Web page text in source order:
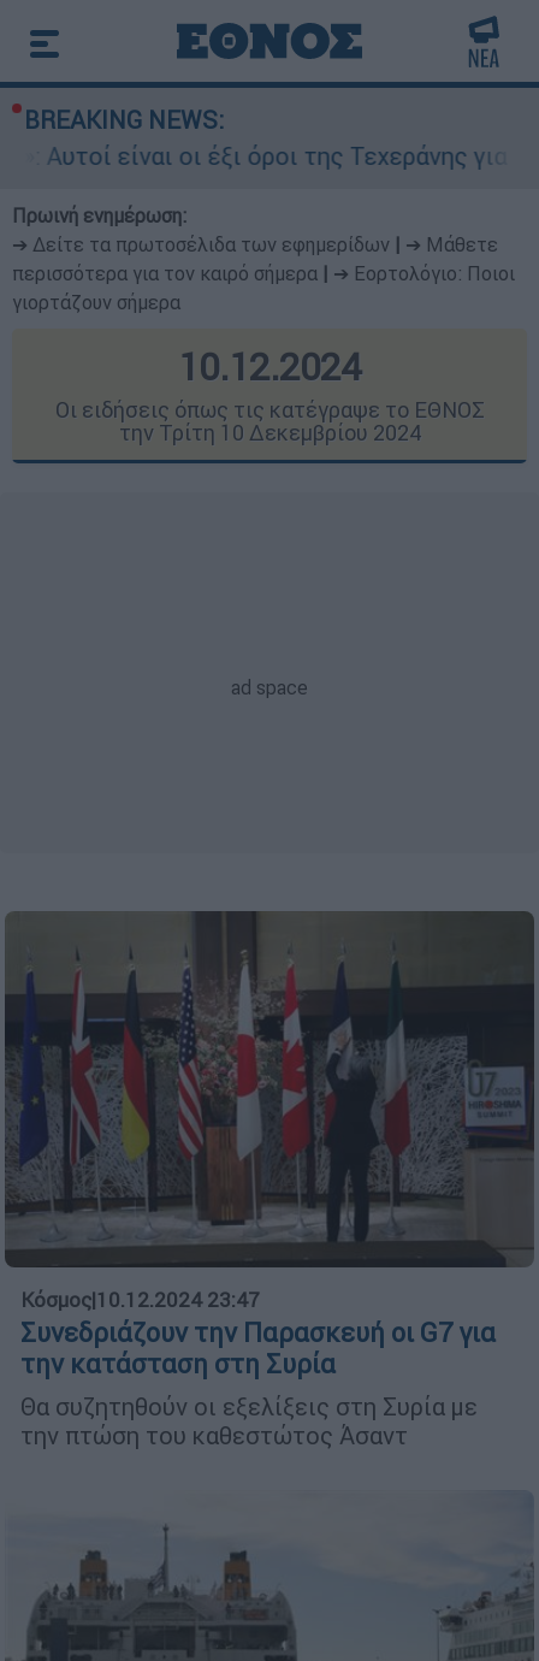
BREAKING NEWS:
οι έξι όροι της Τεχεράνης για τα Στενά του
Πρωινή ενημέρωση:
➔ Δείτε τα πρωτοσέλιδα των εφημερίδων
➔ Μάθετε
περισσότερα για τον καιρό σήμερα
➔ Εορτολόγιο: Ποιοι
γιορτάζουν σήμερα
10.12.2024
Οι ειδήσεις όπως τις κατέγραψε το ΕΘΝΟΣ
την Τρίτη 10 Δεκεμβρίου 2024
Κόσμος|10.12.2024 23:47
Συνεδριάζουν την Παρασκευή οι G7 για
την κατάσταση στη Συρία
Θα συζητηθούν οι εξελίξεις στη Συρία με
την πτώση του καθεστώτος Άσαντ